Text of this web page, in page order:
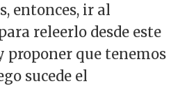
entonces, ir al
releerlo desde este
proponer que tenemos
sucede el